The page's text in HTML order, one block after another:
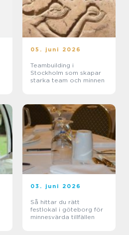
05. juni 2026
Teambuilding i
Stockholm som skapar
starka team och minnen
03. juni 2026
Så hittar du rätt
festlokal i göteborg för
minnesvärda tillfällen